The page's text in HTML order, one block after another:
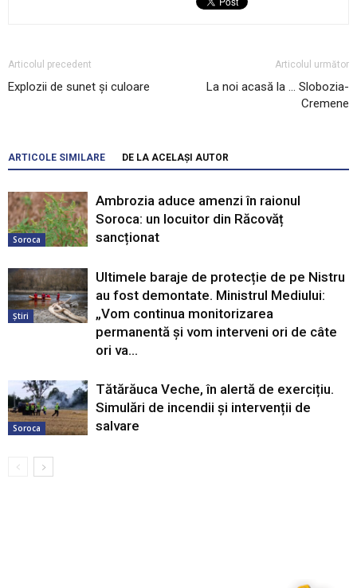
Articolul precedent
Explozii de sunet şi culoare
Articolul următor
La noi acasă la … Slobozia-
Cremene
ARTICOLE SIMILARE DE LA ACELAȘI AUTOR
Soroca
Ambrozia aduce amenzi în raionul
Soroca: un locuitor din Răcovăț
sancționat
Știri
Ultimele baraje de protecție de pe Nistru
au fost demontate. Ministrul Mediului:
„Vom continua monitorizarea
permanentă și vom interveni ori de câte
ori va...
Soroca
Tătărăuca Veche, în alertă de exercițiu.
Simulări de incendii și intervenții de
salvare